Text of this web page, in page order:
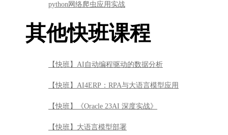
python网络爬虫应用实战
其他快班课程
【快班】AI自动编程驱动的数据分析
【快班】AI4ERP：RPA与大语言模型应用
【快班】《Oracle 23AI 深度实战》
【快班】大语言模型部署